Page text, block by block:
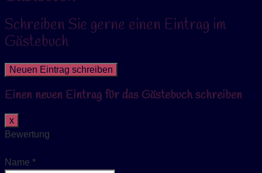
Schreiben Sie gerne einen Eintrag im
Gästebuch
Einen neuen Eintrag für das Gästebuch schreiben
xDieses Formular ausblenden
Bewertung
Name *